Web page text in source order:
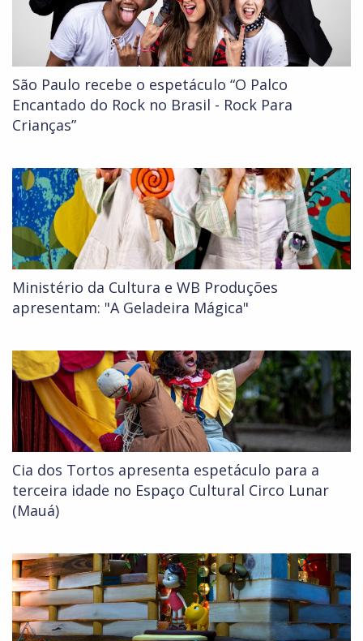
São Paulo recebe o espetáculo “O Palco
Encantado do Rock no Brasil - Rock Para
Crianças”
Ministério da Cultura e WB Produções
apresentam: "A Geladeira Mágica"
Cia dos Tortos apresenta espetáculo para a
terceira idade no Espaço Cultural Circo Lunar
(Mauá)